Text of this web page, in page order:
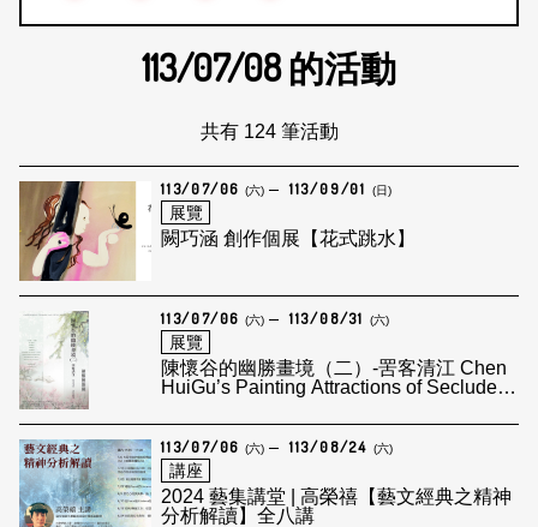
113/07/08的活動
共有 124 筆活動
113/07/06 (六) 113/09/01 (日)
展覽
闕巧涵 創作個展【花式跳水】
113/07/06 (六) 113/08/31 (六)
展覽
陳懷谷的幽勝畫境（二）-罟客清江 Chen
HuiGu’s Painting Attractions of Secluded
River
113/07/06 (六) 113/08/24 (六)
講座
2024 藝集講堂 | 高榮禧【藝文經典之精神
分析解讀】全八講